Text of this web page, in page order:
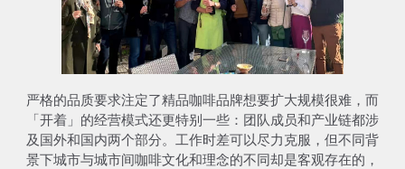
严格的品质要求注定了精品咖啡品牌想要扩大规模很难，而
「开着」的经营模式还更特别一些：团队成员和产业链都涉
及国外和国内两个部分。工作时差可以尽力克服，但不同背
景下城市与城市间咖啡文化和理念的不同却是客观存在的，